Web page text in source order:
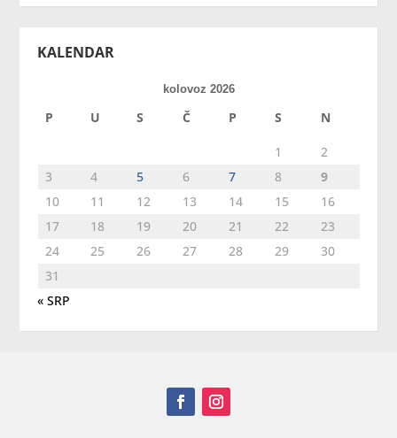
KALENDAR
kolovoz 2026
P U S Č P S N
1
2
3
4 5 6 7 8
9
10
11 12 13 14 15
16
17
18 19 20 21 22
23
24
25 26 27 28 29
30
31
« SRP